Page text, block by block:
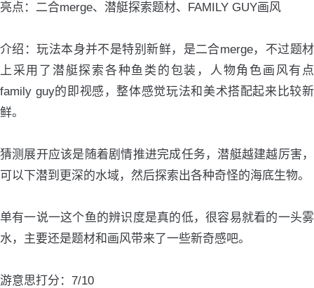
亮点：二合merge、潜艇探索题材、FAMILY GUY画风
介绍：玩法本身并不是特别新鲜，是二合merge，不过题材
上采用了潜艇探索各种鱼类的包装，人物角色画风有点
family guy的即视感，整体感觉玩法和美术搭配起来比较新
鲜。
猜测展开应该是随着剧情推进完成任务，潜艇越建越厉害，
可以下潜到更深的水域，然后探索出各种奇怪的海底生物。
单有一说一这个鱼的辨识度是真的低，很容易就看的一头雾
水，主要还是题材和画风带来了一些新奇感吧。
游意思打分：7/10